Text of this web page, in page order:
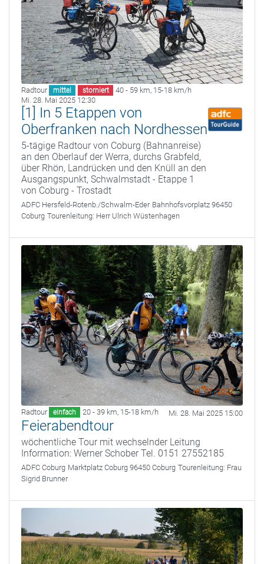
Radtour mittel storniert 40 - 59 km, 15-18 km/h
Mi. 28. Mai 2025 12:30
[1] In 5 Etappen von
Oberfranken nach Nordhessen
5-tägige Radtour von Coburg (Bahnanreise)
an den Oberlauf der Werra, durchs Grabfeld,
über Rhön, Landrücken und den Knüll an den
Ausgangspunkt, Schwalmstadt - Etappe 1
von Coburg - Trostadt
ADFC Hersfeld-Rotenb./Schwalm-Eder Bahnhofsvorplatz 96450
Coburg Tourenleitung: Herr Ulrich Wüstenhagen
Radtour einfach 20 - 39 km, 15-18 km/h Mi. 28. Mai 2025 15:00
Feierabendtour
wöchentliche Tour mit wechselnder Leitung
Information: Werner Schober Tel. 0151 27552185
ADFC Coburg Marktplatz Coburg 96450 Coburg Tourenleitung: Frau
Sigrid Brunner